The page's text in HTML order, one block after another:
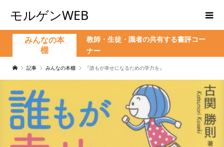
モルゲンWEB
みんなの本
棚
教師・生徒・識者の共有する書評コー
ナー
記事 みんなの本棚 『誰もが幸せになるための学力を』